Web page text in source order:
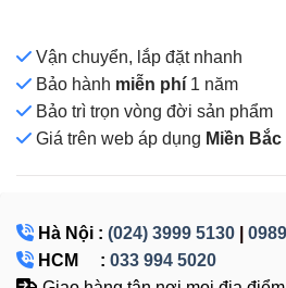
Vận chuyển, lắp đặt nhanh
Bảo hành miễn phí 1 năm
Bảo trì trọn vòng đời sản phẩm
Giá trên web áp dụng Miền Bắc
Hà Nội : (024) 3999 5130
HCM : 033 994 5020